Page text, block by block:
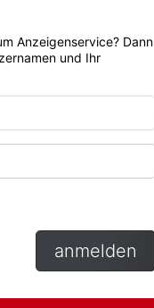
Anzeigenservice? Dann
und Ihr
anmelden